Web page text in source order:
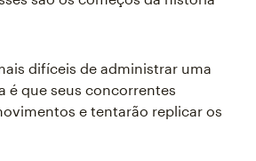
difíceis de administrar uma
é que seus concorrentes
e tentarão replicar os